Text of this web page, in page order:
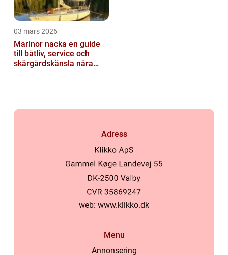
03 mars 2026
Marinor nacka en guide
till båtliv, service och
skärgårdskänsla nära
Adress
web: www.klikko.dk
Menu
Annonsering